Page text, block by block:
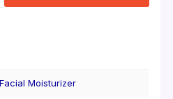
Facial Moisturizer